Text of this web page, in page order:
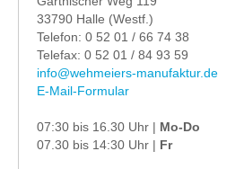
33790 Halle (Westf.)
Telefon: 0 52 01 / 66 74 38
Telefax: 0 52 01 / 84 93 59
info@wehmeiers-manufaktur.de
E-Mail-Formular
07:30 bis 16.30 Uhr | Mo-Do
07.30 bis 14:30 Uhr | Fr